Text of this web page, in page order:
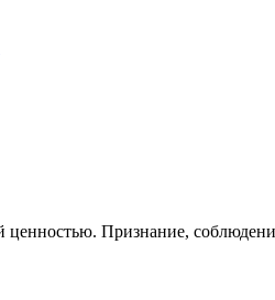
Признание,